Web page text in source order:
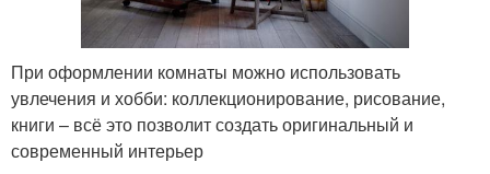
При оформлении комнаты можно использовать
увлечения и хобби: коллекционирование, рисование,
книги – всё это позволит создать оригинальный и
современный интерьер